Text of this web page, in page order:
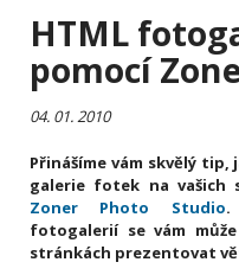
HTML
pomocí
04. 01. 2010
Přinášíme vám skvělý
galerie fotek na vašich
Zoner Photo Studio.
fotogalerií se vám
stránkách prezentovat